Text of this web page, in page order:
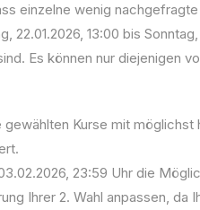
einzelne wenig
13:00 bis
Es können nur diejenigen
Kurse mit
23:59 Uhr die
Ihrer 2. Wahl anpassen,